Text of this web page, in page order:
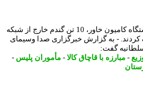
مأموران پلیس آگاهی با توقیف یک دستگاه کامیون خاور، 10 تن گندم خارج از شبکه
کشف کردند. - به گزارش خبرگزاری صدا وسیمای
گفت:
مبارزه با قاچاق کالا-مأموران پلیس-